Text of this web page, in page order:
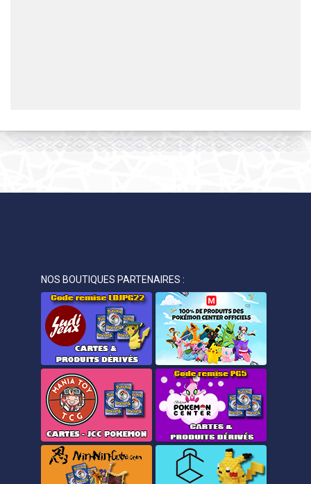
NOS BOUTIQUES PARTENAIRES :